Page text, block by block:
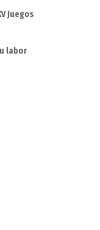
Juegos
labor